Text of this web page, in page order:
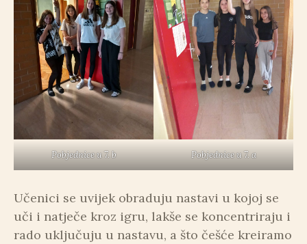
Pobjednice u 7. b Pobjednice u 7. a
Učenici se uvijek obraduju nastavi u kojoj se
uči i natječe kroz igru, lakše se koncentriraju i
rado uključuju u nastavu, a što češće kreiramo